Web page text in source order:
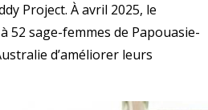
Project. À avril 2025, le
52 sage-femmes de Papouasie-
d’améliorer leurs